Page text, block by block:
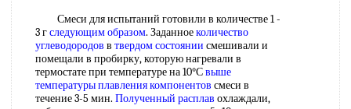
Смеси для испытаний готовили в количестве 1 -
3 гследующим образом. Заданноеколичество
углеводородов в твердом состоянии смешивали и
помещали в пробирку, которую нагревали в
термостате при температуре на 10°Свыше
температурыплавления компонентов смеси в
течение 3-5 мин. Полученный расплав охлаждали,